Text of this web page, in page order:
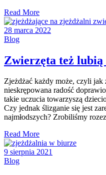
Read More
28 marca 2022
Blog
Zwierzęta też lubią
Zjeżdżać każdy może, czyli jak
nieskrępowana radość
takie uczucia towarzyszą
Czy jednak ślizganie się jest
najmłodszych? Zrobiliśmy
Read More
9 sierpnia 2021
Blog